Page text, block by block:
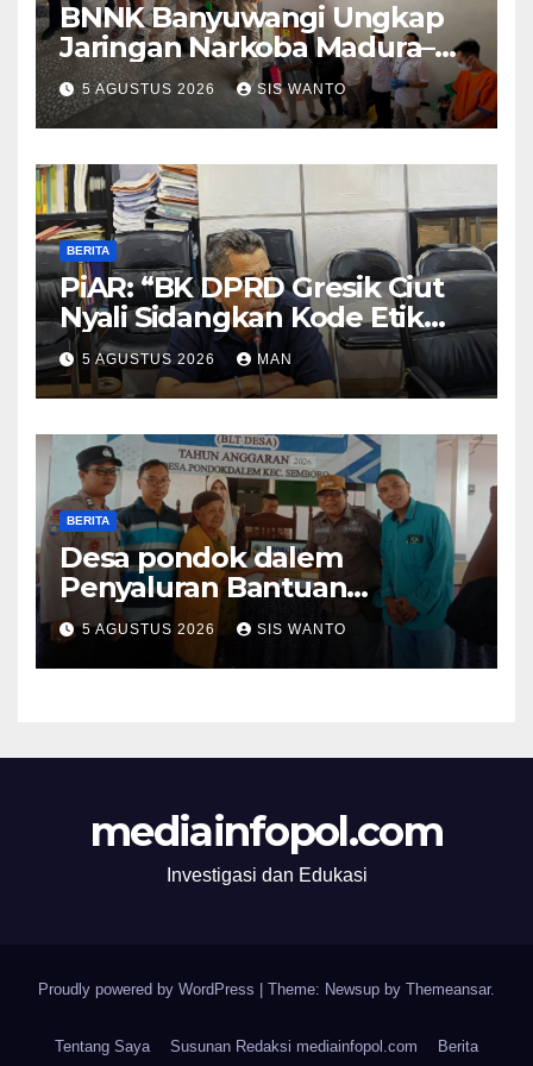
BNNK Banyuwangi Ungkap
Jaringan Narkoba Madura–
Bali
5 AGUSTUS 2026 SIS WANTO
BERITA
PiAR: “BK DPRD Gresik Ciut
Nyali Sidangkan Kode Etik
Ketua DPRD”
5 AGUSTUS 2026 MAN
BERITA
Desa pondok dalem
Penyaluran Bantuan
Langsung Tunai (BLT) Di
Desa Pondokdalem
Kecamatan Semboro: sangat
5 AGUSTUS 2026 SIS WANTO
mediainfopol.com
Investigasi dan Edukasi
Proudly powered by WordPress | Theme: Newsup by Themeansar.
Tentang Saya Susunan Redaksi mediainfopol.com Berita